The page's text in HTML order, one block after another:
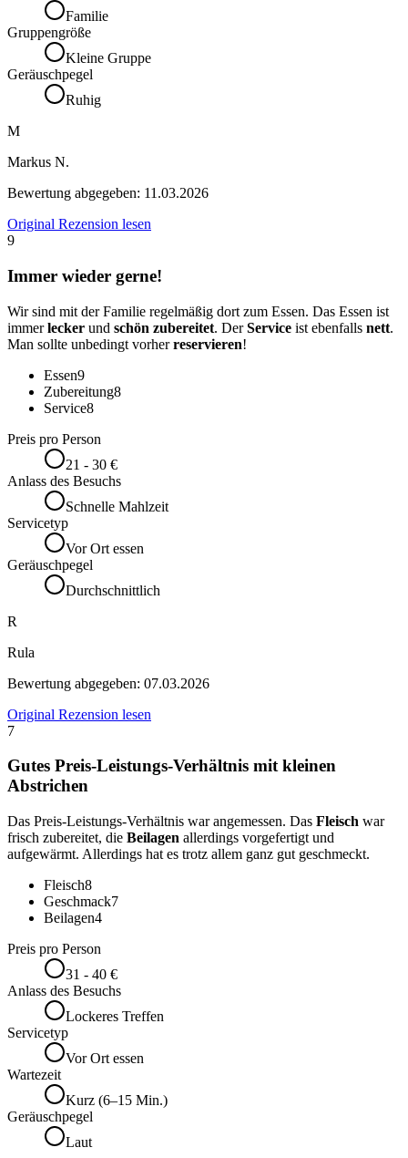
Familie
Gruppengröße
Kleine Gruppe
Geräuschpegel
Ruhig
M
Markus N.
Bewertung abgegeben: 11.03.2026
Original Rezension lesen
9
Immer wieder gerne!
Wir sind mit der Familie regelmäßig dort zum Essen. Das Essen ist
immerlecker und schön zubereitet. DerService ist ebenfalls nett.
Man sollte unbedingt vorherreservieren!
Essen9
Zubereitung8
Service8
Preis pro Person
21 - 30 €
Anlass des Besuchs
Schnelle Mahlzeit
Servicetyp
Vor Ort essen
Geräuschpegel
Durchschnittlich
R
Rula
Bewertung abgegeben: 07.03.2026
Original Rezension lesen
7
Gutes Preis-Leistungs-Verhältnis mit kleinen
Abstrichen
Das Preis-Leistungs-Verhältnis war angemessen. Das Fleisch war
frisch zubereitet, die Beilagen allerdings vorgefertigt und
aufgewärmt. Allerdings hat es trotz allem ganz gut geschmeckt.
Fleisch8
Geschmack7
Beilagen4
Preis pro Person
31 - 40 €
Anlass des Besuchs
Lockeres Treffen
Servicetyp
Vor Ort essen
Wartezeit
Kurz (6–15 Min.)
Geräuschpegel
Laut